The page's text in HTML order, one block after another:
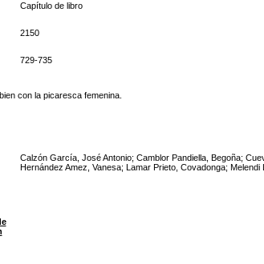
Capítulo de libro
2150
729-735
con la picaresca femenina.
Calzón García, José Antonio; Camblor Pandiella, Begoña;
Hernández Amez, Vanesa; Lamar Prieto, Covadonga;